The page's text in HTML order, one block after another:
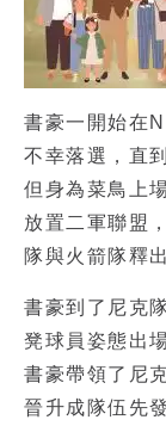
書豪一開始在
不幸落選，直
但身為菜鳥上
放置二軍聯盟
隊與火箭隊釋
書豪到了尼克
凳球員姿態出
書豪帶領了尼
晉升成隊伍先